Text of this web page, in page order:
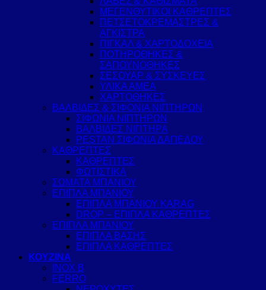
ΜΕΓΕΝΘΥΤΙΚΟΙ ΚΑΘΡΕΠΤΕΣ
ΠΕΤΣΕΤΟΚΡΕΜΑΣΤΡΕΣ &
ΑΓΚΙΣΤΡΑ
ΠΙΓΚΑΛ & ΧΑΡΤΟΔΟΧΕΙΑ
ΠΟΤΗΡΟΘΗΚΕΣ &
ΣΑΠΟΥΝΟΘΗΚΕΣ
ΣΕΣΟΥΑΡ & ΣΥΣΚΕΥΕΣ
ΥΛΙΚΑ ΑΜΕΑ
ΧΑΡΤΟΘΗΚΕΣ
ΒΑΛΒΙΔΕΣ & ΣΙΦΟΝΙΑ ΝΙΠΤΗΡΩΝ
ΣΙΦΩΝΙΑ ΝΙΠΤΗΡΩΝ
ΒΑΛΒΙΔΕΣ ΝΙΠΤΗΡΑ
PESTAN ΣΙΦΩΝΙΑ ΔΑΠΕΔΟΥ
ΚΑΘΡΕΠΤΕΣ
ΚΑΘΡΕΠΤΕΣ
ΦΩΤΙΣΤΙΚΑ
ΣΩΜΑΤΑ ΜΠΑΝΙΟΥ
ΕΠΙΠΛΑ ΜΠΑΝΙΟΥ
ΕΠΙΠΛΑ ΜΠΑΝΙΟΥ KARAG
DROP – ΕΠΙΠΛΑ ΚΑΘΡΕΠΤΕΣ
ΕΠΙΠΛΑ ΜΠΑΝΙΟΥ
ΕΠΙΠΛΑ ΒΑΣΗΣ
ΕΠΙΠΛΑ ΚΑΘΡΕΠΤΕΣ
ΚΟΥΖΙΝΑ
INOX B
FERRO